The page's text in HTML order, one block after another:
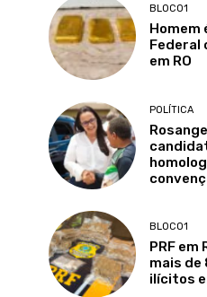
BLOCO1
Homem
Federal
em RO
POLÍTICA
BLOCO1
PRF em
mais de
ilícitos